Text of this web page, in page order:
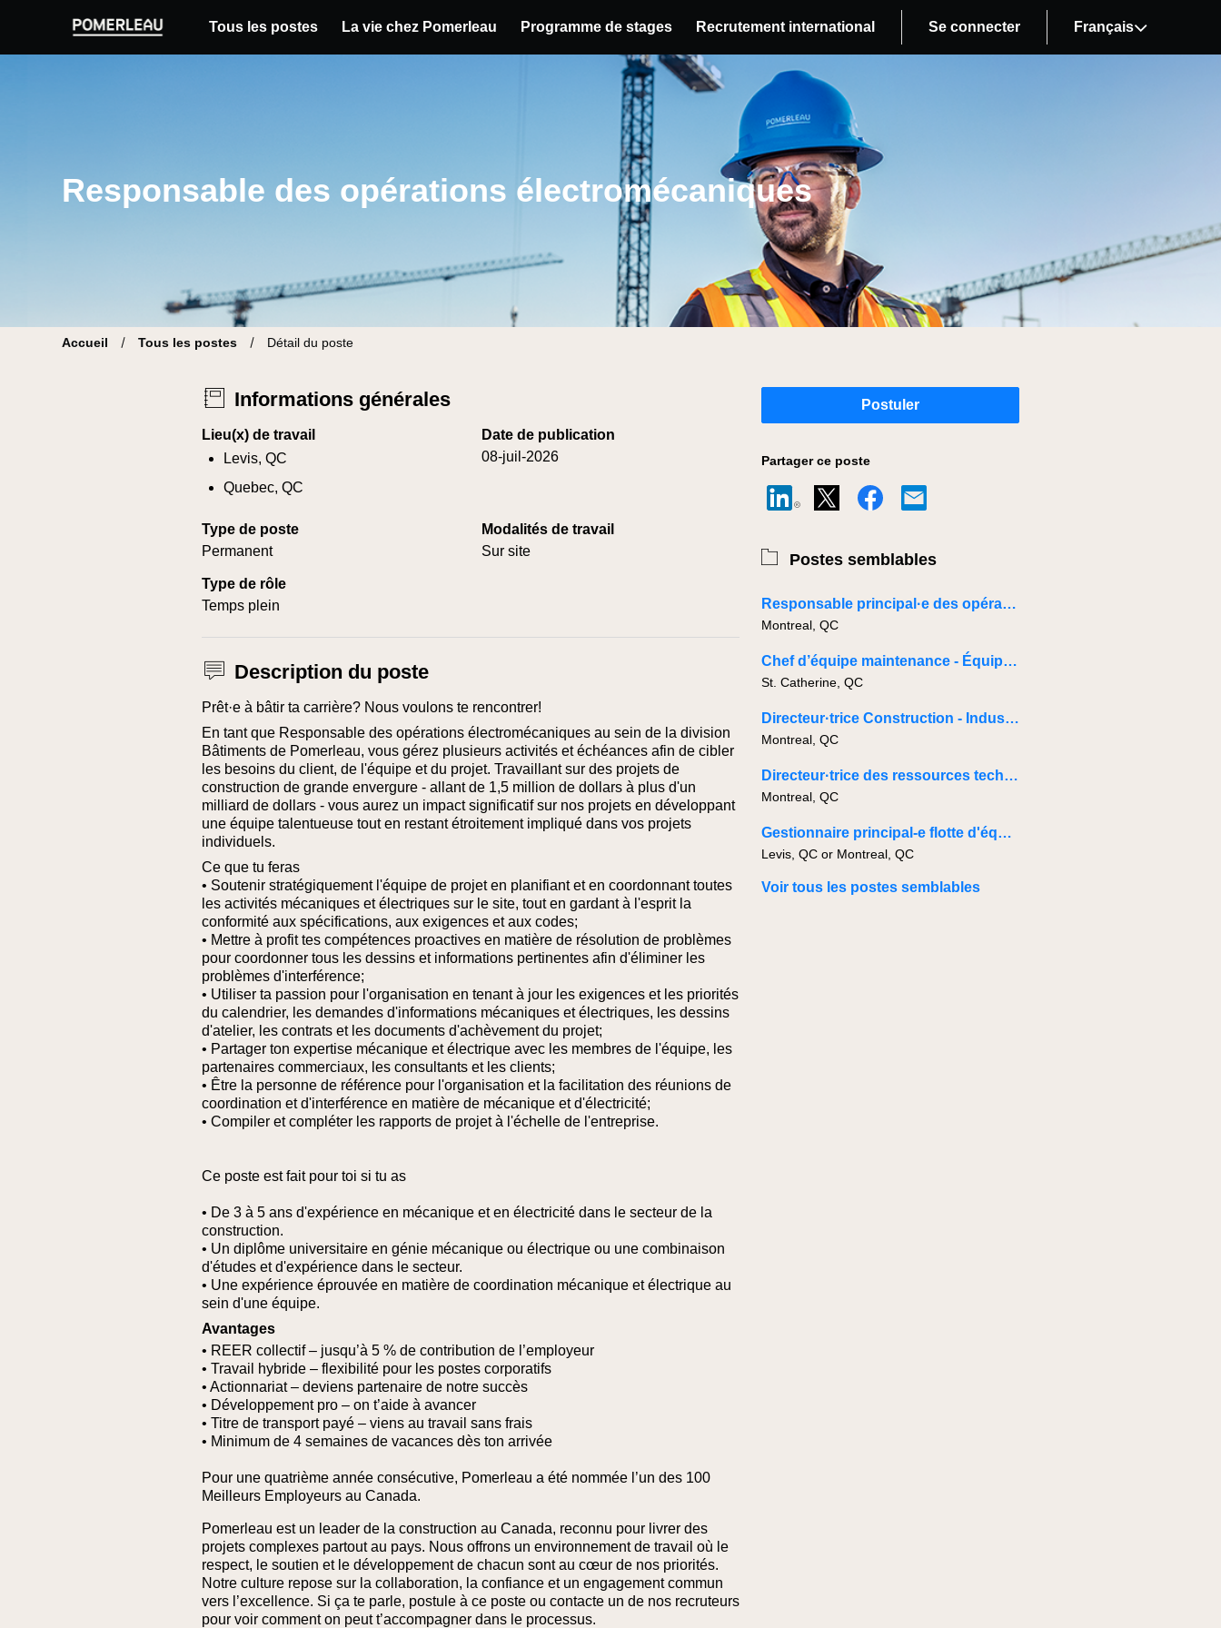
Pomerleau Site carrière | Trouve ton nouveau poste
Tous les postes La vie chez Pomerleau Programme de stages Recrutement international Se connecter Français
Responsable des opérations électromécaniques
Accueil Tous les postes Détail du poste
Informations générales
Lieu(x) de travail
Levis, QC
Quebec, QC
Date de publication
08-juil-2026
Type de poste
Permanent
Modalités de travail
Sur site
Type de rôle
Temps plein
Description du poste
Prêt·e à bâtir ta carrière? Nous voulons te rencontrer!
En tant que Responsable des opérations électromécaniques au sein de la division
Bâtiments de Pomerleau, vous gérez plusieurs activités et échéances afin de cibler
les besoins du client, de l'équipe et du projet. Travaillant sur des projets de
construction de grande envergure - allant de 1,5 million de dollars à plus d'un
milliard de dollars - vous aurez un impact significatif sur nos projets en développant
une équipe talentueuse tout en restant étroitement impliqué dans vos projets
individuels.
Ce que tu feras
• Soutenir stratégiquement l'équipe de projet en planifiant et en coordonnant toutes
les activités mécaniques et électriques sur le site, tout en gardant à l'esprit la
conformité aux spécifications, aux exigences et aux codes;
• Mettre à profit tes compétences proactives en matière de résolution de problèmes
pour coordonner tous les dessins et informations pertinentes afin d'éliminer les
problèmes d'interférence;
• Utiliser ta passion pour l'organisation en tenant à jour les exigences et les priorités
du calendrier, les demandes d'informations mécaniques et électriques, les dessins
d'atelier, les contrats et les documents d'achèvement du projet;
• Partager ton expertise mécanique et électrique avec les membres de l'équipe, les
partenaires commerciaux, les consultants et les clients;
• Être la personne de référence pour l'organisation et la facilitation des réunions de
coordination et d'interférence en matière de mécanique et d'électricité;
• Compiler et compléter les rapports de projet à l'échelle de l'entreprise.
Ce poste est fait pour toi si tu as
• De 3 à 5 ans d'expérience en mécanique et en électricité dans le secteur de la
construction.
• Un diplôme universitaire en génie mécanique ou électrique ou une combinaison
d'études et d'expérience dans le secteur.
• Une expérience éprouvée en matière de coordination mécanique et électrique au
sein d'une équipe.
Avantages
• REER collectif – jusqu’à 5 % de contribution de l’employeur
• Travail hybride – flexibilité pour les postes corporatifs
• Actionnariat – deviens partenaire de notre succès
• Développement pro – on t’aide à avancer
• Titre de transport payé – viens au travail sans frais
• Minimum de 4 semaines de vacances dès ton arrivée
Pour une quatrième année consécutive, Pomerleau a été nommée l’un des 100
Meilleurs Employeurs au Canada.
Pomerleau est un leader de la construction au Canada, reconnu pour livrer des
projets complexes partout au pays. Nous offrons un environnement de travail où le
respect, le soutien et le développement de chacun sont au cœur de nos priorités.
Notre culture repose sur la collaboration, la confiance et un engagement commun
vers l’excellence. Si ça te parle, postule à ce poste ou contacte un de nos recruteurs
pour voir comment on peut t’accompagner dans le processus.
Postuler
Partager ce poste
Postes semblables
Responsable principal·e des opérations électromécanique
Montreal, QC
Chef d’équipe maintenance - Équipements lourds
St. Catherine, QC
Directeur·trice Construction - Industriel
Montreal, QC
Directeur·trice des ressources techniques industrielles
Montreal, QC
Gestionnaire principal-e flotte d'équipement
Levis, QC or Montreal, QC
Voir tous les postes semblables